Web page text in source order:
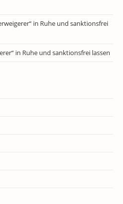
in Ruhe und sanktionsfrei
in Ruhe und sanktionsfrei lassen